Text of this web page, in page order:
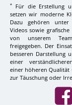
*
Für die Erstellung
setzen wir moderne
Dazu gehören unter
Videos sowie
von unserem
freigegeben. Der
besseren Darstellung
einer
einer höheren Qualität
zur Täuschung oder